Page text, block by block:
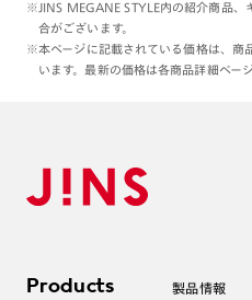
※JINS MEGANE STYLE内の紹介商品、
合がございます。
※本ページに記載されている価格は、商
います。最新の価格は各商品詳細ペー
Products 製品情報